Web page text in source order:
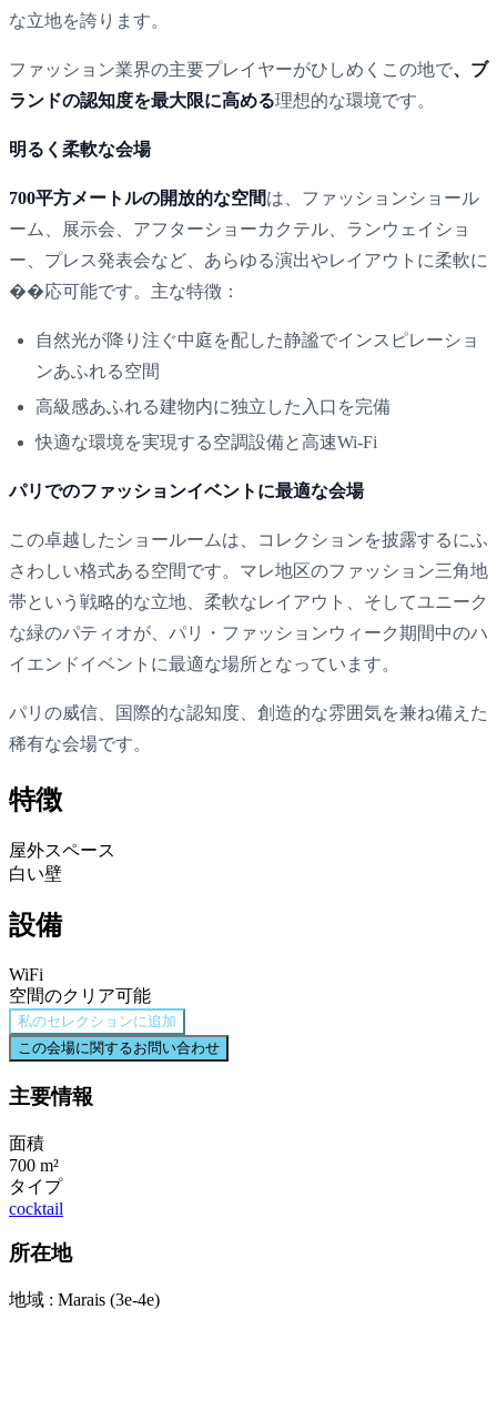
な立地を誇ります。
ファッション業界の主要プレイヤーがひしめくこの地で、ブ
ランドの認知度を最大限に高める理想的な環境です。
明るく柔軟な会場
700平方メートルの開放的な空間は、ファッションショール
ーム、展示会、アフターショーカクテル、ランウェイショ
ー、プレス発表会など、あらゆる演出やレイアウトに柔軟に
��応可能です。主な特徴：
自然光が降り注ぐ中庭を配した静謐でインスピレーショ
ンあふれる空間
高級感あふれる建物内に独立した入口を完備
快適な環境を実現する空調設備と高速Wi-Fi
パリでのファッションイベントに最適な会場
この卓越したショールームは、コレクションを披露するにふ
さわしい格式ある空間です。マレ地区のファッション三角地
帯という戦略的な立地、柔軟なレイアウト、そしてユニーク
な緑のパティオが、パリ・ファッションウィーク期間中のハ
イエンドイベントに最適な場所となっています。
パリの威信、国際的な認知度、創造的な雰囲気を兼ね備えた
稀有な会場です。
特徴
屋外スペース
白い壁
設備
WiFi
空間のクリア可能
私のセレクションに追加
この会場に関するお問い合わせ
主要情報
面積
700 m²
タイプ
cocktail
所在地
地域 : Marais (3e-4e)